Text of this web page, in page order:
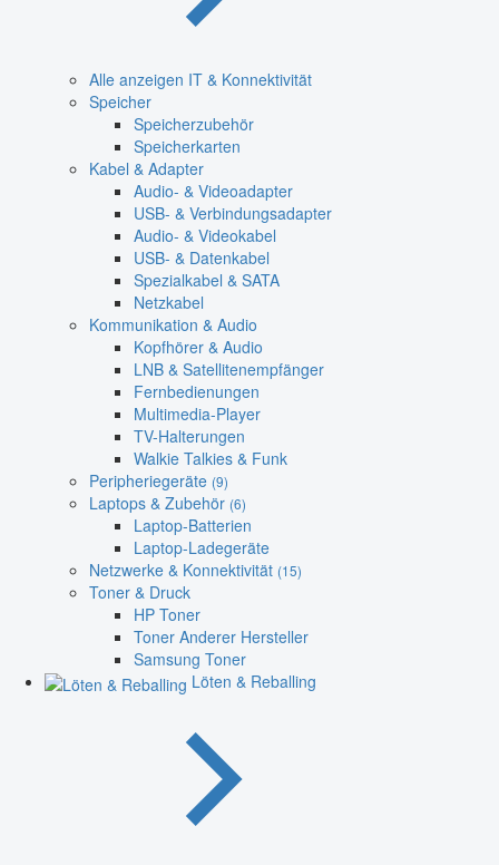
Alle anzeigen IT & Konnektivität
Speicher
Speicherzubehör
Speicherkarten
Kabel & Adapter
Audio- & Videoadapter
USB- & Verbindungsadapter
Audio- & Videokabel
USB- & Datenkabel
Spezialkabel & SATA
Netzkabel
Kommunikation & Audio
Kopfhörer & Audio
LNB & Satellitenempfänger
Fernbedienungen
Multimedia-Player
TV-Halterungen
Walkie Talkies & Funk
Peripheriegeräte (9)
Laptops & Zubehör (6)
Laptop-Batterien
Laptop-Ladegeräte
Netzwerke & Konnektivität (15)
Toner & Druck
HP Toner
Toner Anderer Hersteller
Samsung Toner
Löten & Reballing